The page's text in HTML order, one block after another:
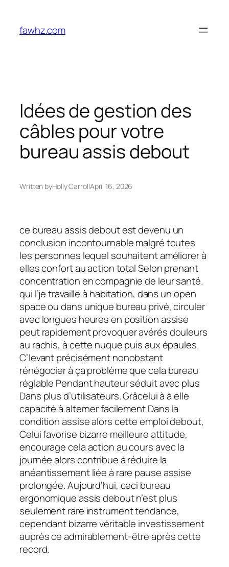
content
fawhz.com
Idées de gestion des
câbles pour votre
bureau assis debout
Written byHolly CarrollApril 16, 2026
ce bureau assis debout est devenu un
conclusion incontournable malgré toutes
les personnes lequel souhaitent améliorer à
elles confort au action total Selon prenant
concentration en compagnie de leur santé.
qui l’je travaille à habitation, dans un open
space ou dans unique bureau privé, circuler
avec longues heures en position assise
peut rapidement provoquer avérés douleurs
au rachis, à cette nuque puis aux épaules.
C’levant précisément nonobstant
rénégocier à ça problème que cela bureau
réglable Pendant hauteur séduit avec plus
Dans plus d’utilisateurs. Grâcelui à à elle
capacité à alterner facilement Dans la
condition assise alors cette emploi debout,
Celui favorise bizarre meilleure attitude,
encourage cela action au cours avec la
journée alors contribue à réduire la
anéantissement liée à rare pause assise
prolongée. Aujourd’hui, ceci bureau
ergonomique assis debout n’est plus
seulement rare instrument tendance,
cependant bizarre véritable investissement
auprès ce admirablement-être après cette
record.